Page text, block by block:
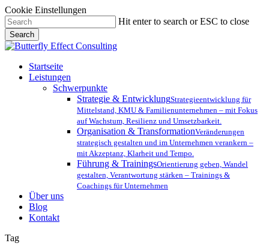
Cookie Einstellungen
Skip
to
main
content
Hit enter to search or ESC to close
Search
Close
Menu
Startseite
Leistungen
Schwerpunkte
Strategie & EntwicklungStrategieentwicklung für
Mittelstand, KMU & Familienunternehmen – mit Fokus
auf Wachstum, Resilienz und Umsetzbarkeit.
Organisation & TransformationVeränderungen
strategisch gestalten und im Unternehmen verankern –
mit Akzeptanz, Klarheit und Tempo.
Führung & TrainingsOrientierung geben, Wandel
gestalten, Verantwortung stärken – Trainings &
Coachings für Unternehmen
Über uns
Blog
Kontakt
Tag